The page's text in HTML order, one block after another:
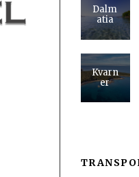
Dalm
atia
Kvarn
er